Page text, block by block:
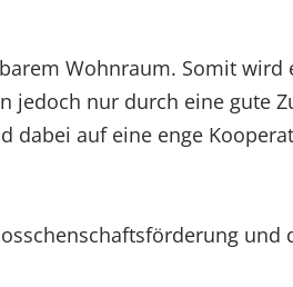
Wohnraum. Somit wird
jedoch nur durch eine gute
dabei auf eine enge
und